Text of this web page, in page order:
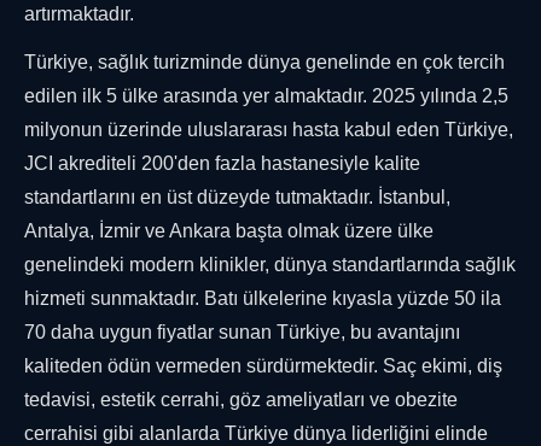
artırmaktadır.
Türkiye, sağlık turizminde dünya genelinde en çok tercih
edilen ilk 5 ülke arasında yer almaktadır. 2025 yılında 2,5
milyonun üzerinde uluslararası hasta kabul eden Türkiye,
JCI akrediteli 200'den fazla hastanesiyle kalite
standartlarını en üst düzeyde tutmaktadır. İstanbul,
Antalya, İzmir ve Ankara başta olmak üzere ülke
genelindeki modern klinikler, dünya standartlarında sağlık
hizmeti sunmaktadır. Batı ülkelerine kıyasla yüzde 50 ila
70 daha uygun fiyatlar sunan Türkiye, bu avantajını
kaliteden ödün vermeden sürdürmektedir. Saç ekimi, diş
tedavisi, estetik cerrahi, göz ameliyatları ve obezite
cerrahisi gibi alanlarda Türkiye dünya liderliğini elinde